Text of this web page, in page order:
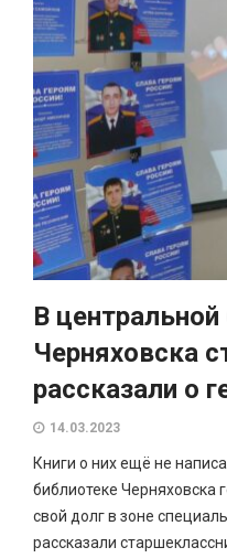
В
Черняховска
рассказали о
14.03.2023
Книги о них ещё не
библиотеке Черняховска
свой долг в зоне
рассказали